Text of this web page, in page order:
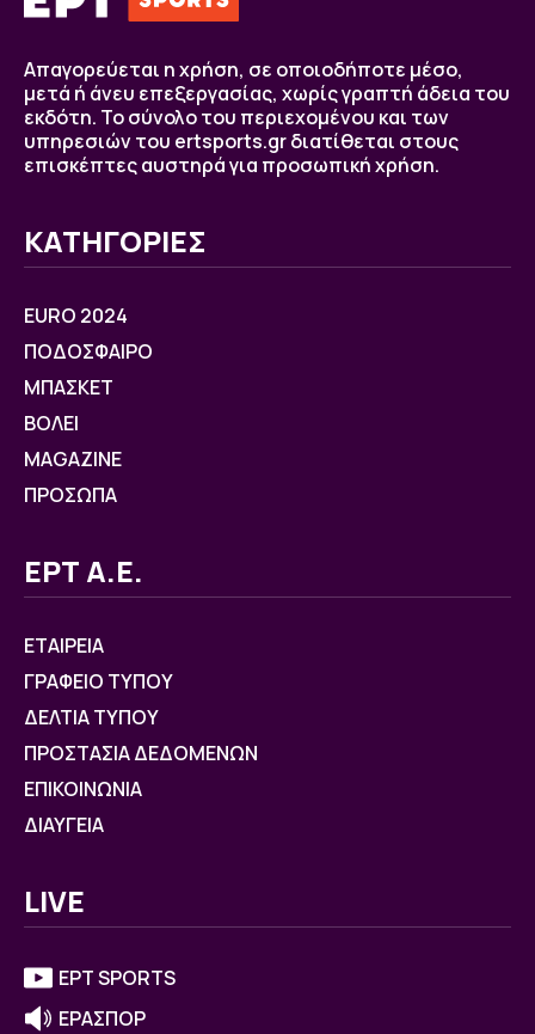
Απαγορεύεται η χρήση, σε οποιοδήποτε μέσο,
μετά ή άνευ επεξεργασίας, χωρίς γραπτή άδεια του
εκδότη. Το σύνολο του περιεχομένου και των
υπηρεσιών του ertsports.gr διατίθεται στους
επισκέπτες αυστηρά για προσωπική χρήση.
ΚΑΤΗΓΟΡΙΕΣ
EURO 2024
ΠΟΔΟΣΦΑΙΡΟ
ΜΠΑΣΚΕΤ
ΒOΛΕΙ
MAGAZINE
ΠΡΟΣΩΠΑ
ΕΡΤ Α.Ε.
ΕΤΑΙΡΕΙΑ
ΓΡΑΦΕΙΟ ΤΥΠΟΥ
ΔΕΛΤΙΑ ΤΥΠΟΥ
ΠΡΟΣΤΑΣΙΑ ΔΕΔΟΜΕΝΩΝ
ΕΠΙΚΟΙΝΩΝΙΑ
ΔΙΑΥΓΕΙΑ
LIVE
ΕΡΤ SPORTS
ΕΡΑΣΠΟΡ